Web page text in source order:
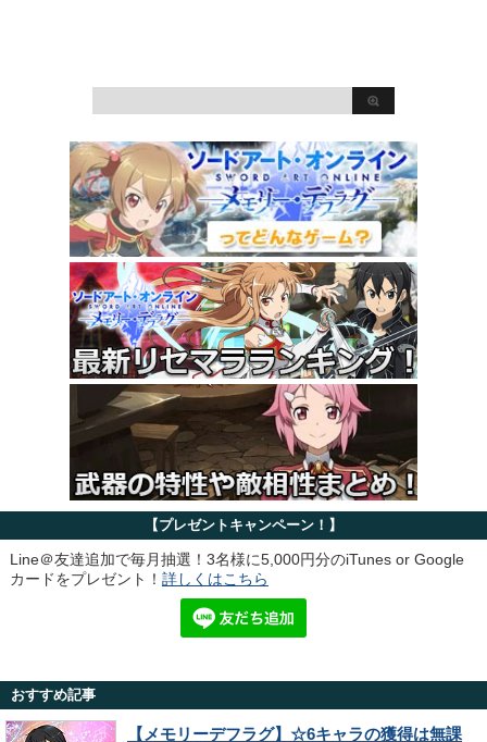
【プレゼントキャンペーン！】
Line＠友達追加で毎月抽選！3名様に5,000円分のiTunes or Google
カードをプレゼント！ 詳しくはこちら
おすすめ記事
【メモリーデフラグ】☆6キャラの獲得は無課